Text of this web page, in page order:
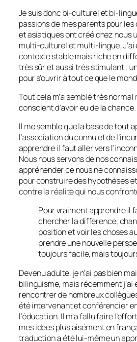
Je suis donc bi-culturel etbi-
passions de mes parents pour
et asiatiques ont créé chez nous
multi-culturel etmulti-lingue.
contexte stable mais riche en
très sûr et aussi très stimulant ;
pour s’ouvrir à tout ce que le
Tout cela m’a semblé très normal
conscient d’avoir eu de la chance.
Il me semble que la base de tout
l’association du connu et de
apprendre il faut aller vers
Nous nous servons de nos
appréhender ce nous ne
pour construire des hypothèses
contre la réalité qui nous
Pour vraiment apprendre il
chercher la différence,
position et voir les choses
prendre une nouvelle
toujours facile, mais
Devenu adulte, je n’ai pas bien
bilinguisme, mais récemment j’ai
rencontrer de nombreux
été intervenant et conférencier
l’éducation. Il m’a fallu faire
mes idées plus aisément en
traduction a été lui-même un